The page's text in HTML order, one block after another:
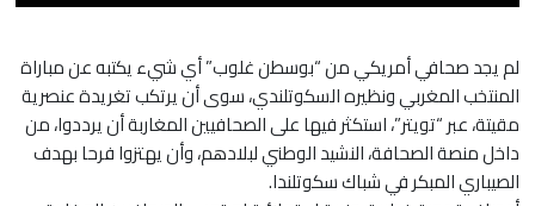
لم يجد صحافي أمريكي من “بوسطن غلوب” أي شيء يكتبه عن مباراة
المنتخب المغربي ونظيره السكوتلندي، سوى أن يرتكب تغريدة عنصرية
مقيتة، عبر “تويتر”، استكثر فيها على الصحافيين المغاربة أن يرددوا، من
داخل منصة الصحافة، النشيد الوطني لبلادهم، وأن يهتزوا فرحا بهدف
الصيباري المبكر في شباك سكوتلندا.